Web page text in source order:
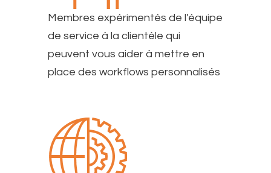
Membres expérimentés de l'équipe
de service à la clientèle qui
peuvent vous aider à mettre en
place des workflows personnalisés